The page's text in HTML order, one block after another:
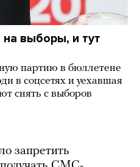
выборы, и тут
партию в бюллетене
в соцсетях и уехавшая
снять с выборов
запретить